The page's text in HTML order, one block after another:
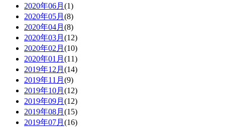
2020年06月 (1)
2020年05月 (8)
2020年04月 (8)
2020年03月 (12)
2020年02月 (10)
2020年01月 (11)
2019年12月 (14)
2019年11月 (9)
2019年10月 (12)
2019年09月 (12)
2019年08月 (15)
2019年07月 (16)